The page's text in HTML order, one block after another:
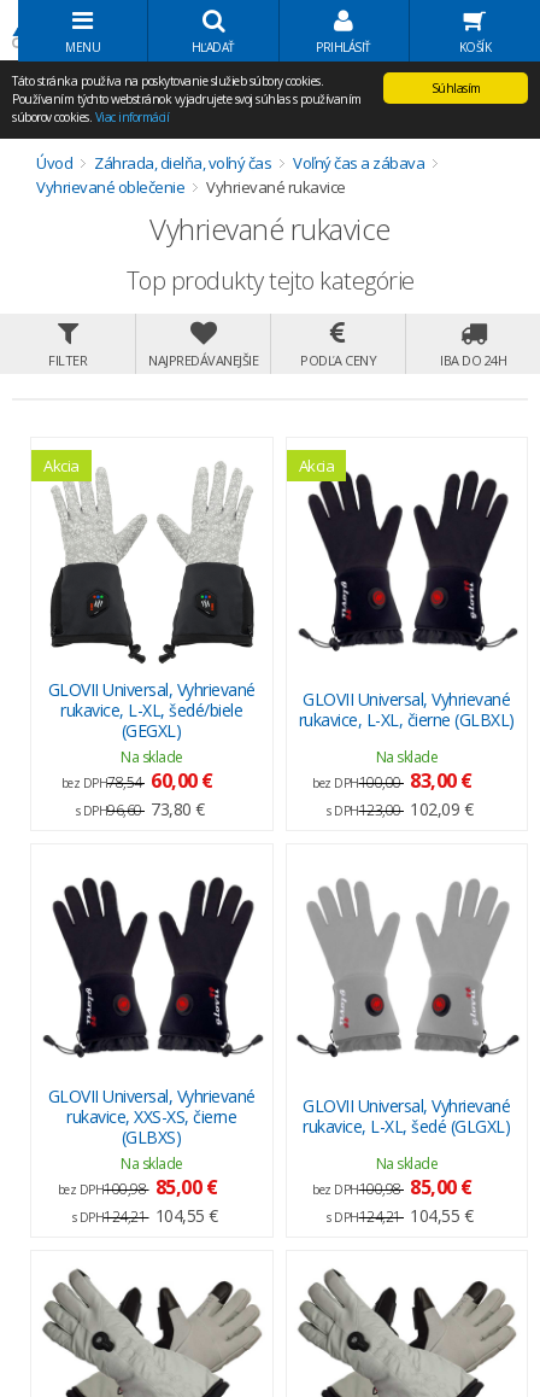
Volať Agem
MENU HĽADAŤ PRIHLÁSIŤ KOŠÍK
Súhlasím
Táto stránka používa na poskytovanie služieb súbory cookies.
Používaním týchto webstránok vyjadrujete svoj súhlas s používaním
súborov cookies. Viac informácií
Úvod Záhrada, dielňa, voľný čas
Voľný čas a zábava
Vyhrievané oblečenie
Vyhrievané rukavice
Vyhrievané rukavice
Top produkty tejto kategórie
FILTER NAJPREDÁVANEJŠIE PODĽA CENY IBA DO 24H
Akcia
GLOVII Universal, Vyhrievané
rukavice, L-XL, šedé/biele
(GEGXL)
Na sklade
bez DPH78,54 60,00 €
s DPH96,60 73,80 €
Akcia
GLOVII Universal, Vyhrievané
rukavice, L-XL, čierne (GLBXL)
Na sklade
bez DPH100,00 83,00 €
s DPH123,00 102,09 €
GLOVII Universal, Vyhrievané
rukavice, XXS-XS, čierne
(GLBXS)
Na sklade
bez DPH100,98 85,00 €
s DPH124,21 104,55 €
GLOVII Universal, Vyhrievané
rukavice, L-XL, šedé (GLGXL)
Na sklade
bez DPH100,98 85,00 €
s DPH124,21 104,55 €